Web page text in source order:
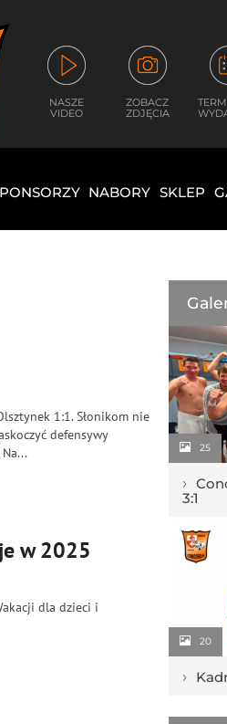
NASZE
VIDEO
ZOBACZ
ZDJĘCIA
NABORY SKLEP
1:1. Słonikom nie
defensywy
w 2025
dla dzieci i
25
›
3:1
20
›